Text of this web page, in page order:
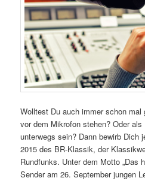
Wolltest Du auch immer schon
vor dem Mikrofon stehen? Oder
unterwegs sein? Dann bewirb Dich
2015 des BR-Klassik, der
Rundfunks. Unter dem Motto „Das
Sender am 26. September jungen